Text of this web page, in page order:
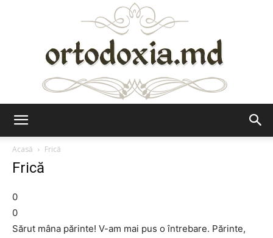
Acasă
Frică
Frică
0
0
Sărut mâna părinte! V-am mai pus o întrebare. Părinte,